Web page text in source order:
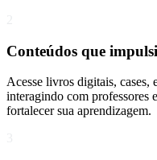
Conteúdos que
Acesse livros digitais, cases,
interagindo com professores
fortalecer sua aprendizagem.